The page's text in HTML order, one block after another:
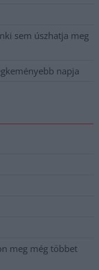
sem úszhatja meg
napja
meg még többet